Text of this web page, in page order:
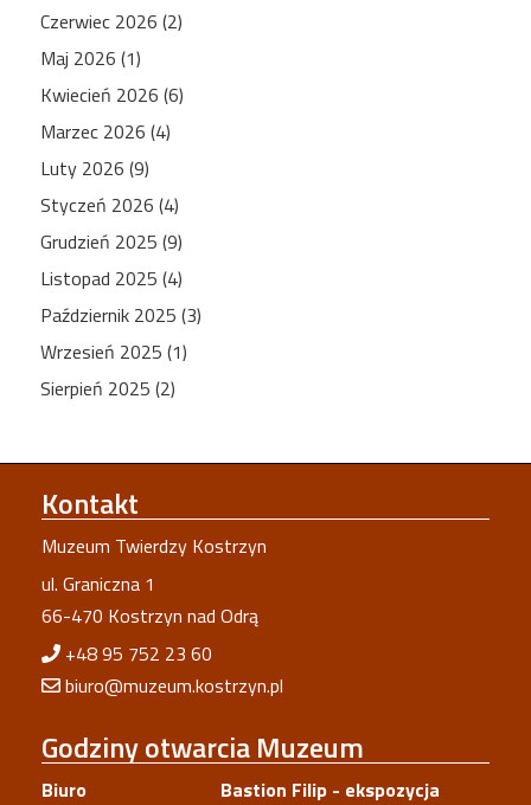
Czerwiec 2026 (2)
Maj 2026 (1)
Kwiecień 2026 (6)
Marzec 2026 (4)
Luty 2026 (9)
Styczeń 2026 (4)
Grudzień 2025 (9)
Listopad 2025 (4)
Październik 2025 (3)
Wrzesień 2025 (1)
Sierpień 2025 (2)
Kontakt
Muzeum Twierdzy Kostrzyn
ul. Graniczna 1
66-470 Kostrzyn nad Odrą
+48 95 752 23 60
biuro@muzeum.kostrzyn.pl
Godzinyotwarcia Muzeum
Biuro
Bastion Filip - ekspozycja